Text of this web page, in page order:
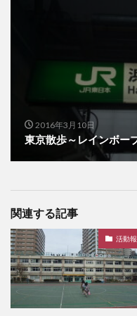
2016年3月10日
東京散歩～レインボー
関連する記事
活動